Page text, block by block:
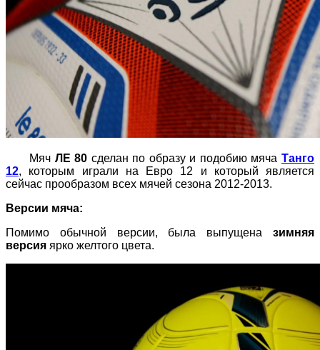
Мяч ЛЕ 80 сделан по образу и подобию мячаТанго
12, которым играли на Евро 12 и который является
сейчас прообразом всех мячей сезона 2012-2013.
Версии мяча:
Помимо обычной версии, была выпущена зимняя
версия ярко желтого цвета.